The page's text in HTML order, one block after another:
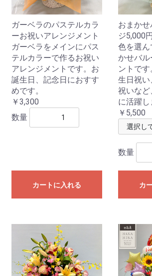
ガーベラのパステルカラ
ーお祝いアレンジメント
ガーベラをメインにパス
テルカラーで作るお祝い
アレンジメントです。お
誕生日、記念日におすす
めです。
￥3,300
数量
カートに入れる
おまか
ジ5,000円
色を選ん
かせバル
ントで
生日祝
祝いな
に活躍し
￥5,500
数量
カ